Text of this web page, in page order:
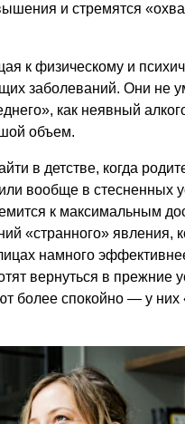
и стремятся
к физическому и
заболеваний. Они не
как неявный
объем.
в детстве, когда
вообще в стесненных
к максимальным
«странного» явления,
намного
вернуться в прежние
более спокойно — у них